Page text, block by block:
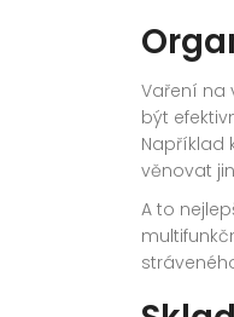
Vaření na
být
Například
věnovat
A to